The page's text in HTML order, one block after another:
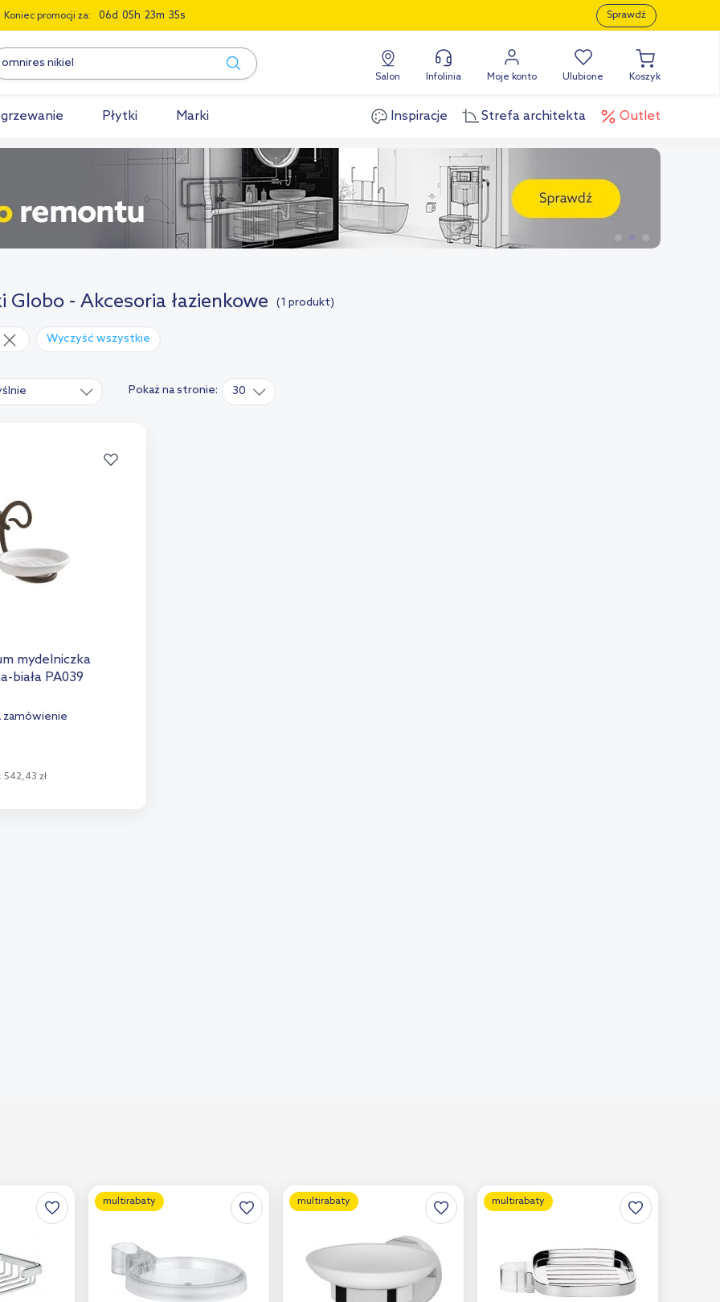
Koniec promocji za: 06 05 23 34 Sprawdź
Salon Infolinia Moje konto Ulubione Koszyk
Płytki Marki Inspiracje Strefa architekta Outlet
Globo - Akcesoria łazienkowe (1 produkt)
Wyczyść wszystkie
Pokaż na stronie: 30
mydelniczka
biała PA039
zamówienie
542,43 zł
multirabaty multirabaty multirabaty